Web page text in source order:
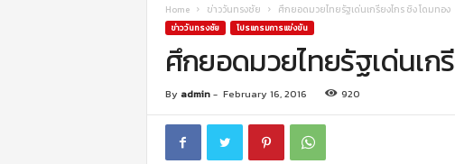
า
ก
Home ข่าววันทรงชัย ศึกยอดมวยไทยรัฐเด่นเกรียงไกร ชิง โดมทอง
ข่าววันทรงชัย โปรแกรมการแข่งขัน
ศึกยอดมวยไทยรัฐเด่นเก
By admin- February 16, 2016 920